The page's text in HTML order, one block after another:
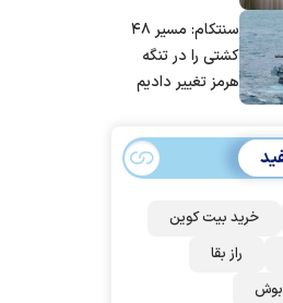
مردم ایران استسنتکام: مسیر ۴۸
کشتی را در تنگه
هرمز تغییر دادیم
خرید بیت کوین
راز بقا
بوش